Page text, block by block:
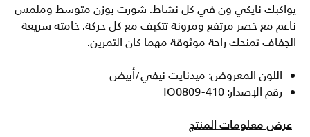
يواكبك نايكي ون في كل نشاط. شورت بوزن متوسط وملمس
ناعم مع خصر مرتفع ومرونة تتكيف مع كل حركة. خامته سريعة
الجفاف تمنحك راحة موثوقة مهما كان التمرين.
اللون المعروض: ميدنايت نيفي/أبيض
رقم الإصدار: IO0809-410
عرض معلومات المنتج